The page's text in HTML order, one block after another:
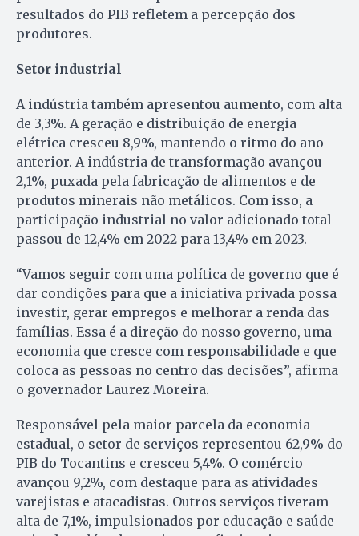
resultados do PIB refletem a percepção dos
produtores.
Setor industrial
A indústria também apresentou aumento, com alta
de 3,3%. A geração e distribuição de energia
elétrica cresceu 8,9%, mantendo o ritmo do ano
anterior. A indústria de transformação avançou
2,1%, puxada pela fabricação de alimentos e de
produtos minerais não metálicos. Com isso, a
participação industrial no valor adicionado total
passou de 12,4% em 2022 para 13,4% em 2023.
“Vamos seguir com uma política de governo que é
dar condições para que a iniciativa privada possa
investir, gerar empregos e melhorar a renda das
famílias. Essa é a direção do nosso governo, uma
economia que cresce com responsabilidade e que
coloca as pessoas no centro das decisões”, afirma
o governador Laurez Moreira.
Responsável pela maior parcela da economia
estadual, o setor de serviços representou 62,9% do
PIB do Tocantins e cresceu 5,4%. O comércio
avançou 9,2%, com destaque para as atividades
varejistas e atacadistas. Outros serviços tiveram
alta de 7,1%, impulsionados por educação e saúde